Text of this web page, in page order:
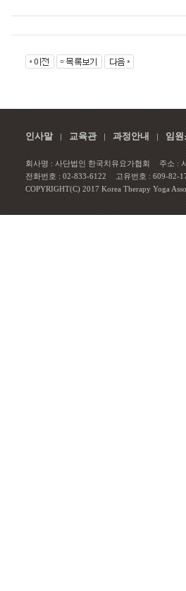
인사말 교육관 과정안내 임
회사명 : 사단법인 한국치유요가협회
주소 :
전화번호 : 02-833-6122
고유번호 : 609-82-
COPYRIGHT(C) 2017 Korea Therapy Yoga